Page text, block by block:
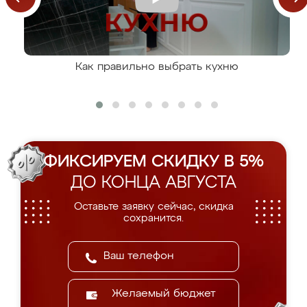
Как правильно выбрать кухню
ФИКСИРУЕМ СКИДКУ В 5%
ДО КОНЦА АВГУСТА
Оставьте заявку сейчас, скидка
сохранится.
Желаемый бюджет